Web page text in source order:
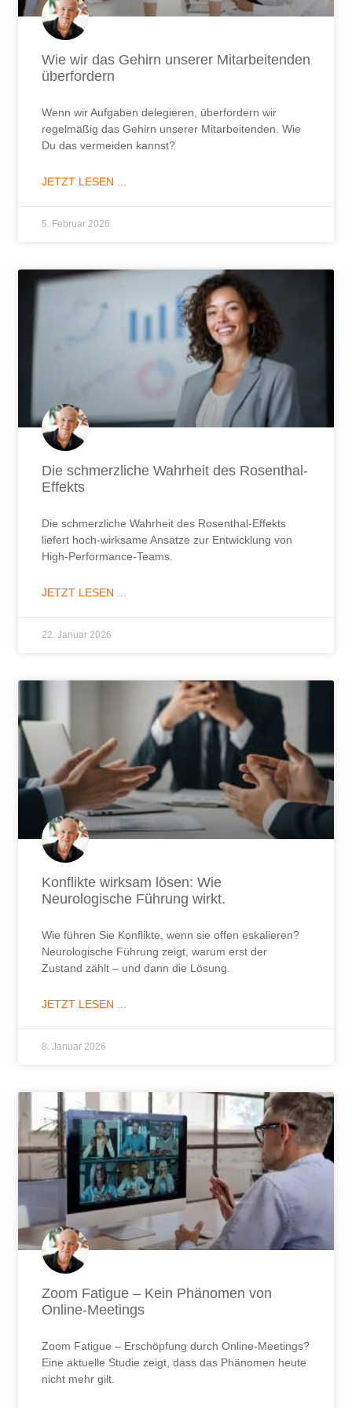
Wie wir das Gehirn unserer Mitarbeitenden
überfordern
Wenn wir Aufgaben delegieren, überfordern wir
regelmäßig das Gehirn unserer Mitarbeitenden. Wie
Du das vermeiden kannst?
JETZT LESEN ...
5. Februar 2026
Die schmerzliche Wahrheit des Rosenthal-
Effekts
Die schmerzliche Wahrheit des Rosenthal-Effekts
liefert hoch-wirksame Ansätze zur Entwicklung von
High-Performance-Teams.
JETZT LESEN ...
22. Januar 2026
Konflikte wirksam lösen: Wie
Neurologische Führung wirkt.
Wie führen Sie Konflikte, wenn sie offen eskalieren?
Neurologische Führung zeigt, warum erst der
Zustand zählt – und dann die Lösung.
JETZT LESEN ...
8. Januar 2026
Zoom Fatigue – Kein Phänomen von
Online-Meetings
Zoom Fatigue – Erschöpfung durch Online-Meetings?
Eine aktuelle Studie zeigt, dass das Phänomen heute
nicht mehr gilt.